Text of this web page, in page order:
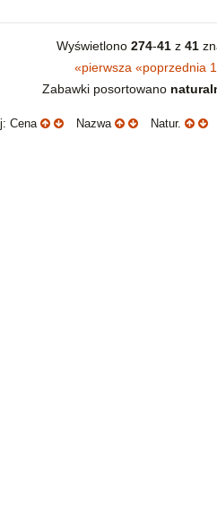
Wyświetlono 274-41z 41
«pierwsza «poprzednia
Zabawki posortowano
Cena Nazwa Natur.